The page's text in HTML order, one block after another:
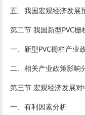
五、我国宏观经济发展
第二节 我国新型PVC
一、新型PVC栅栏产业
二、相关产业政策影响
第三节 宏观经济发展
一、有利因素分析